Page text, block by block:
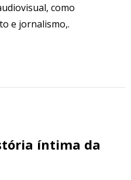
como
e jornalismo,.
íntima da